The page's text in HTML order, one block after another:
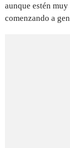
aunque estén
comenzando a